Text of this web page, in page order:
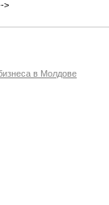
>
в Молдове